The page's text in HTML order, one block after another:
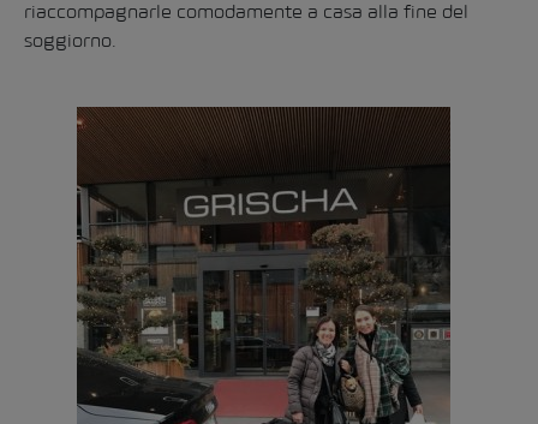
riaccompagnarle comodamente a casa alla fine del
soggiorno.